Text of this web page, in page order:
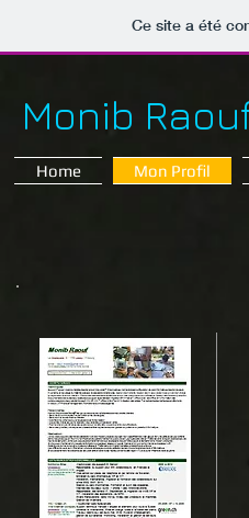
Ce site a été
Monib
Home Mon Profil